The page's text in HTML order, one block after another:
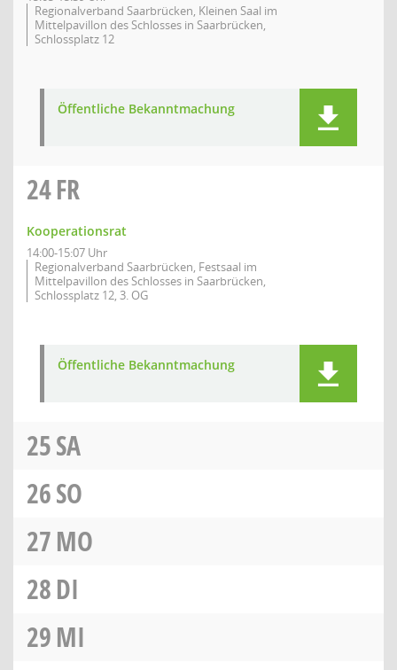
Regionalverband Saarbrücken, Kleinen Saal im
Mittelpavillon des Schlosses in Saarbrücken,
Schlossplatz 12
Öffentliche Bekanntmachung
24FR
Kooperationsrat
14:00-15:07 Uhr
Regionalverband Saarbrücken, Festsaal im
Mittelpavillon des Schlosses in Saarbrücken,
Schlossplatz 12, 3. OG
Öffentliche Bekanntmachung
25SA
26SO
27MO
28DI
29MI